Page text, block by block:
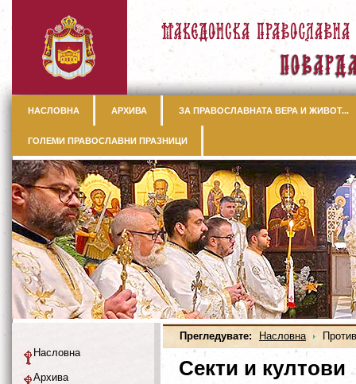
НАСЛОВНА АРХИВА ЗА ПРАВОСЛАВНАТА ВЕРА И ЖИВОТ...
ГОЛЕМИ ПРАВОСЛАВНИ ПРАЗНИЦИ
Прегледувате: Насловна
Секти и култови
Насловна
Архива